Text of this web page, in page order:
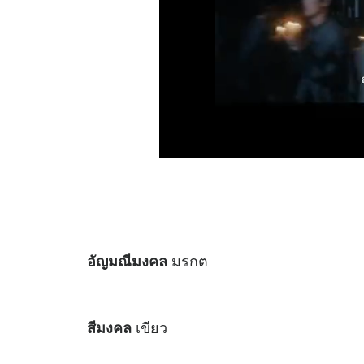
อัญมณีมงคล มรกต
สีมงคล เขียว